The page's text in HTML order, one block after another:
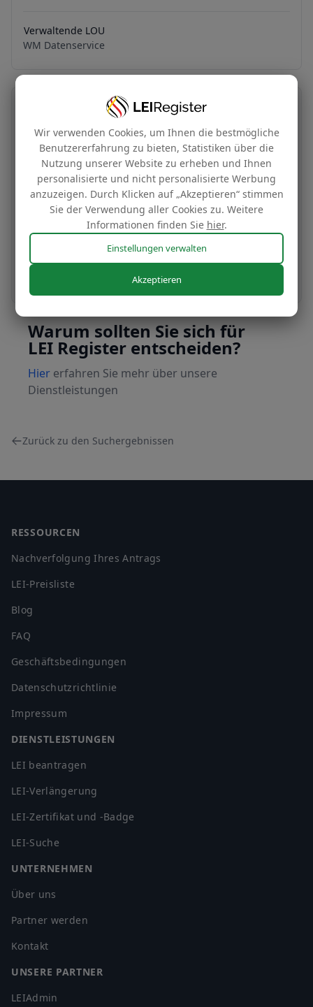
Verwaltende LOU
WM Datenservice
Übertragung Ihrer LEI-Nummer
Kostenlos
Übertragen Sie Ihre LEI-Nummer in unser
Verwaltungssystem, um sie zu unseren
günstigen Tarifen zu verlängern.
Warum sollten Sie sich für
LEI Register entscheiden?
Hier erfahren Sie mehr über unsere
Dienstleistungen
Zurück zu den Suchergebnissen
RESSOURCEN
Nachverfolgung Ihres Antrags
LEI-Preisliste
Blog
FAQ
Geschäftsbedingungen
Datenschutzrichtlinie
Impressum
DIENSTLEISTUNGEN
LEI beantragen
LEI-Verlängerung
LEI-Zertifikat und -Badge
LEI-Suche
UNTERNEHMEN
Über uns
Partner werden
Kontakt
UNSERE PARTNER
LEIAdmin
Wir verwenden Cookies, um Ihnen die bestmögliche
Benutzererfahrung zu bieten, Statistiken über die
Nutzung unserer Website zu erheben und Ihnen
personalisierte und nicht personalisierte Werbung
anzuzeigen. Durch Klicken auf „Akzeptieren“ stimmen
Sie der Verwendung aller Cookies zu. Weitere
Informationen finden Sie hier.
Einstellungen verwalten
Akzeptieren